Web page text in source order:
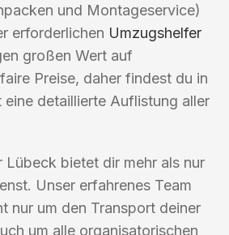
und Montageservice)
erforderlichen Umzugshelfer
großen Wert auf
Preise, daher findest du in
eine detaillierte Auflistung aller
Lübeck bietet dir mehr als nur
Unser erfahrenes Team
nur um den Transport deiner
um alle organisatorischen